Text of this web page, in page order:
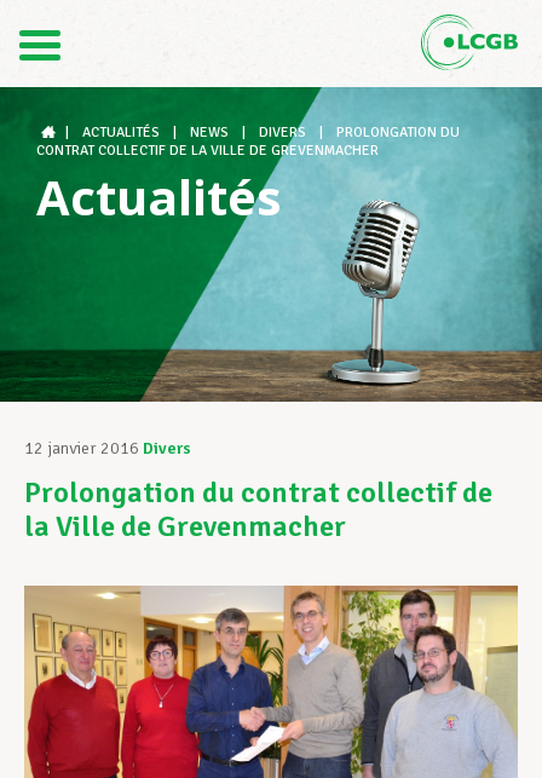
DE
Le LCGB
Structures syndicales
Assistance au Travail
Vos droits
Assistance en vie privée
Développement professionnel
ACTUALITÉS NEWS DIVERS
PROLONGATION DU
CONTRAT COLLECTIF DE LA VILLE DE GREVENMACHER
Actualités
12 janvier 2016 Divers
Prolongation du contrat collectif de
la Ville de Grevenmacher